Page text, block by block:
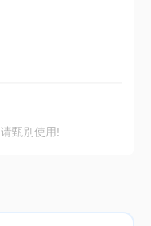
甄别使用!